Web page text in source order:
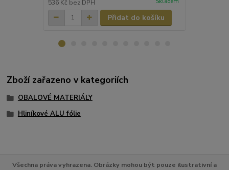
536 Kč bez DPH
Přidat do košíku
Zboží zařazeno v kategoriích
OBALOVÉ MATERIÁLY
Hliníkové ALU fólie
Všechna práva vyhrazena. Obrázky mohou být pouze ilustrativní a